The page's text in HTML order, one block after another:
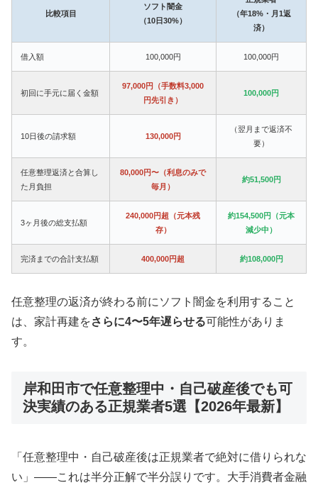
比較項目
ソフト闇金
（10日30%）
（年18%・月1返
済）
借入額 100,000円 100,000円
初回に手元に届く金額
97,000円（手数料3,000
円先引き）
100,000円
10日後の請求額 130,000円
（翌月まで返済不
要）
任意整理返済と合算し
た月負担
80,000円〜（利息のみで
毎月）
約51,500円
3ヶ月後の総支払額
240,000円超（元本残
存）
約154,500円（元本
減少中）
完済までの合計支払額 400,000円超 約108,000円
任意整理の返済が終わる前にソフト闇金を利用すること
は、家計再建をさらに4〜5年遅らせる可能性がありま
す。
岸和田市で任意整理中・自己破産後でも可
決実績のある正規業者5選【2026年最新】
「任意整理中・自己破産後は正規業者で絶対に借りられな
い」——これは半分正解で半分誤りです。大手消費者金融